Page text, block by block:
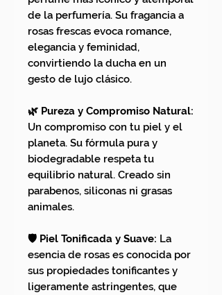
de la perfumería. Su fragancia a
rosas frescas evoca romance,
elegancia y feminidad,
convirtiendo la ducha en un
gesto de lujo clásico.
🌿 Pureza y Compromiso Natural:
Un compromiso con tu piel y el
planeta. Su fórmula pura y
biodegradable respeta tu
equilibrio natural. Creado sin
parabenos, siliconas ni grasas
animales.
🛡️ Piel Tonificada y Suave: La
esencia de rosas es conocida por
sus propiedades tonificantes y
ligeramente astringentes, que